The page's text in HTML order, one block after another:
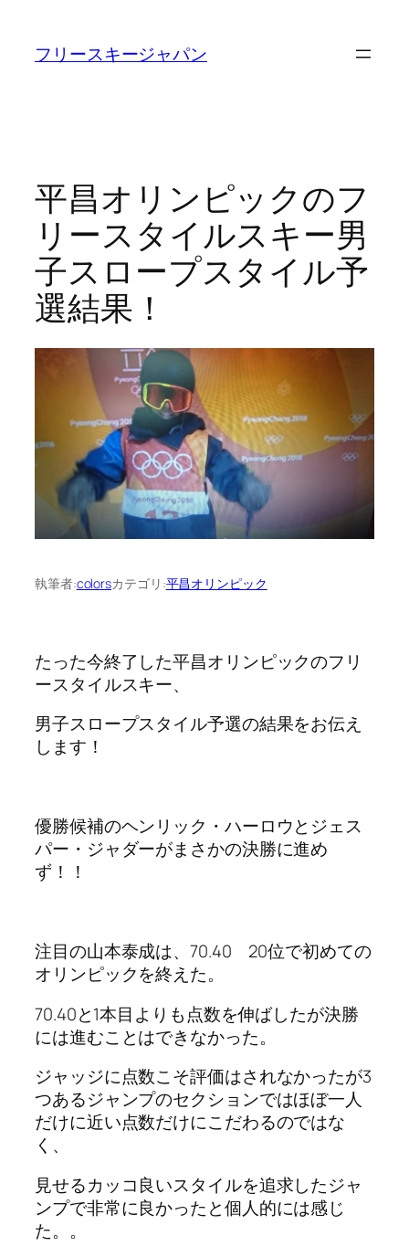
フリースキージャパン
平昌オリンピックのフ
リースタイルスキー男
子スロープスタイル予
選結果！
執筆者:colorsカテゴリ:平昌オリンピック
たった今終了した平昌オリンピックのフリ
ースタイルスキー、
男子スロープスタイル予選の結果をお伝え
します！
優勝候補のヘンリック・ハーロウとジェス
パー・ジャダーがまさかの決勝に進め
ず！！
注目の山本泰成は、70.40 20位で初めての
オリンピックを終えた。
70.40と1本目よりも点数を伸ばしたが決勝
には進むことはできなかった。
ジャッジに点数こそ評価はされなかったが3
つあるジャンプのセクションではほぼ一人
だけに近い点数だけにこだわるのではな
く、
見せるカッコ良いスタイルを追求したジャ
ンプで非常に良かったと個人的には感じ
た。。